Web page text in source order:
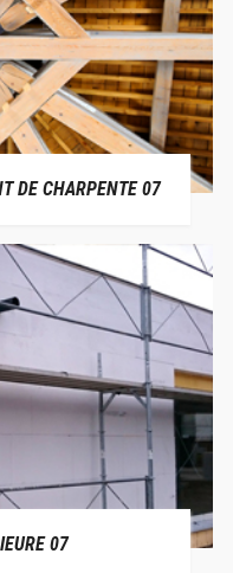
DE CHARPENTE 07
07